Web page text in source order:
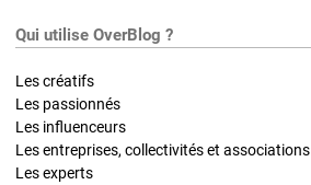
Qui utilise OverBlog ?
Les créatifs
Les passionnés
Les influenceurs
Les entreprises, collectivités et associations
Les experts